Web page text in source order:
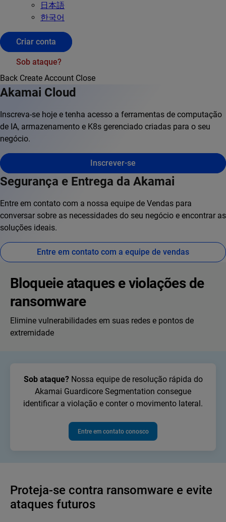
日本語
한국어
Criar conta
Sob ataque?
Back Create Account Close
Akamai Cloud
Inscreva-se hoje e tenha acesso a ferramentas de computação
de IA, armazenamento e K8s gerenciado criadas para o seu
negócio.
Inscrever-se
Segurança e Entrega da Akamai
Entre em contato com a nossa equipe de Vendas para
conversar sobre as necessidades do seu negócio e encontrar as
soluções ideais.
Entre em contato com a equipe de vendas
Bloqueie ataques e violações de
ransomware
Elimine vulnerabilidades em suas redes e pontos de
extremidade
Sob ataque?Nossa equipe de resolução rápida do
Akamai Guardicore Segmentation consegue
identificar a violação e conter o movimento lateral.
Entre em contato conosco
Proteja-se contra ransomware e evite
ataques futuros